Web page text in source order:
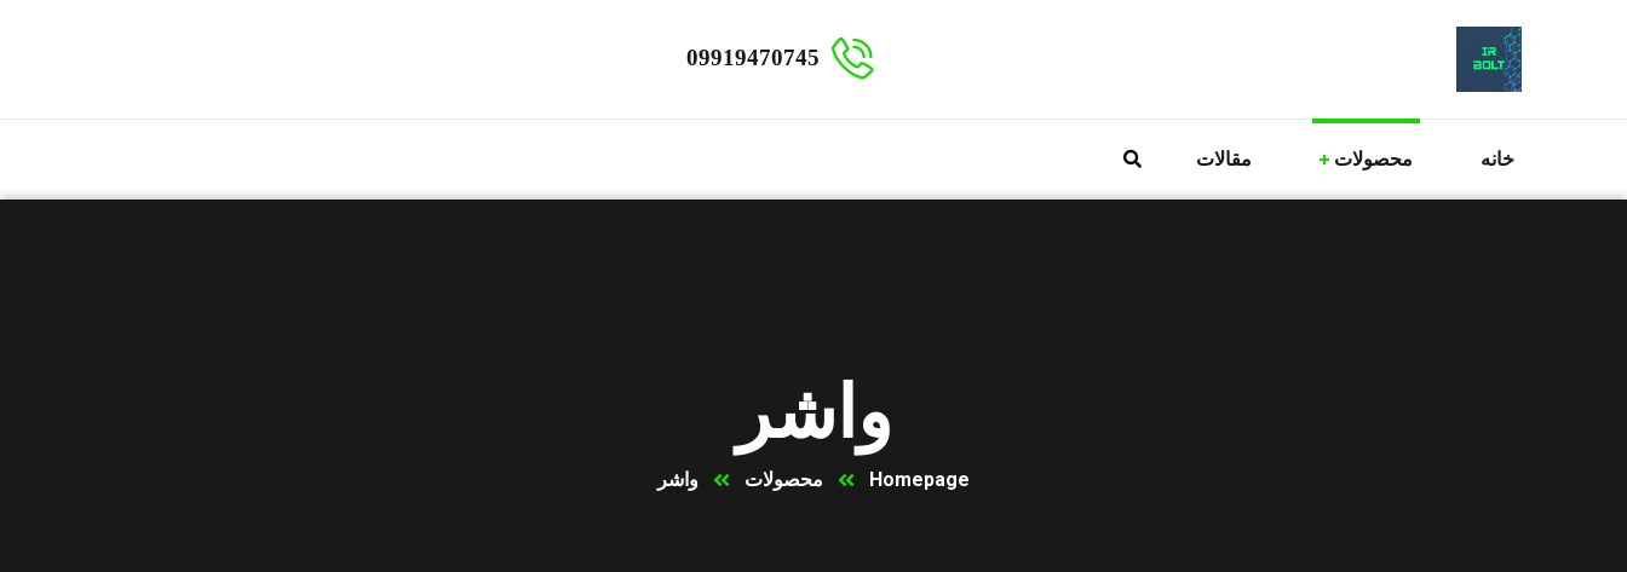
09919470745
خانه محصولات مقالات
واشر
Homepage محصولات واشر